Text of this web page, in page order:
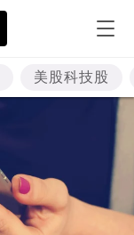
美股科技股